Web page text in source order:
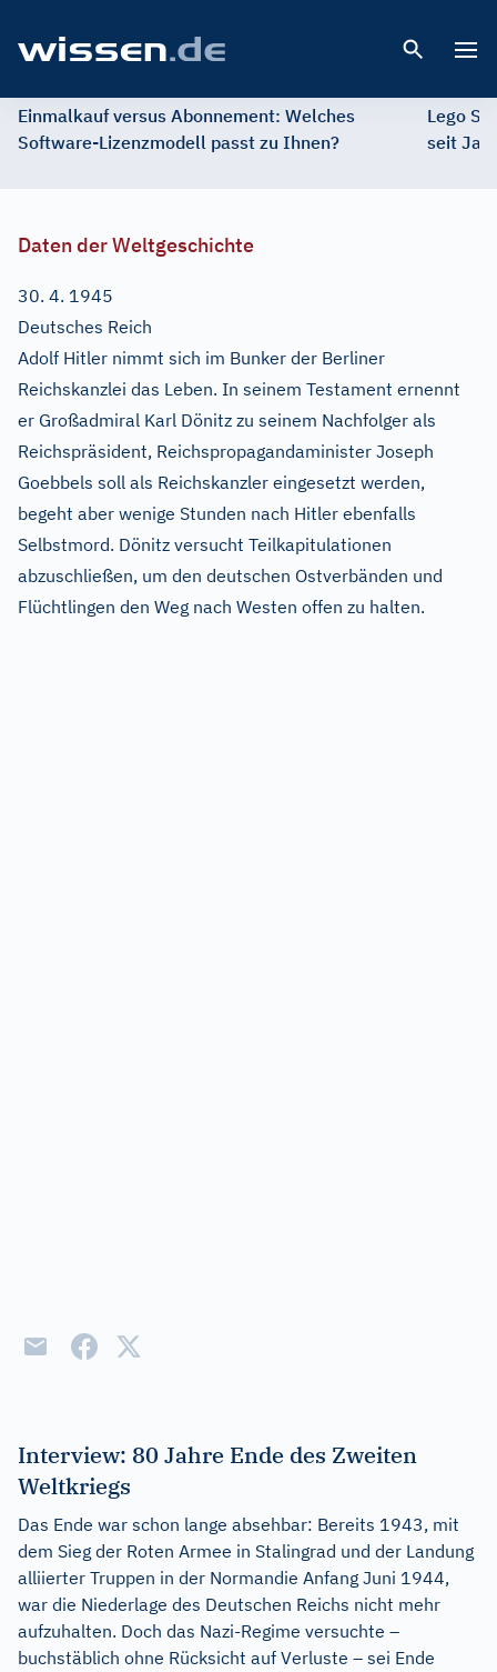
Einmalkauf versus Abonnement: Welches
Software-Lizenzmodell passt zu Ihnen?
Lego
seit
Daten der Weltgeschichte
30. 4. 1945
Deutsches Reich
Adolf Hitler nimmt sich im Bunker der Berliner
Reichskanzlei das Leben. In seinem Testament ernennt
er Großadmiral Karl Dönitz zu seinem Nachfolger als
Reichspräsident, Reichspropagandaminister Joseph
Goebbels soll als Reichskanzler eingesetzt werden,
begeht aber wenige Stunden nach Hitler ebenfalls
Selbstmord. Dönitz versucht Teilkapitulationen
abzuschließen, um den deutschen Ostverbänden und
Flüchtlingen den Weg nach Westen offen zu halten.
Interview: 80 Jahre Ende des Zweiten
Weltkriegs
Das Ende war schon lange absehbar: Bereits 1943, mit
dem Sieg der Roten Armee in Stalingrad und der Landung
alliierter Truppen in der Normandie Anfang Juni 1944,
war die Niederlage des Deutschen Reichs nicht mehr
aufzuhalten. Doch das Nazi-Regime versuchte –
buchstäblich ohne Rücksicht auf Verluste – sei Ende